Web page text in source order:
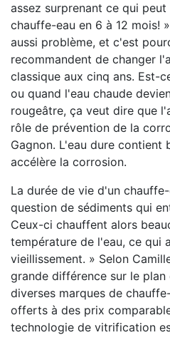
assez surprenant ce qui
chauffe-eau en 6 à 12 mois!
aussi problème, et c'est
recommandent de changer
classique aux cinq ans. Est-
ou quand l'eau chaude
rougeâtre, ça veut dire que
rôle de prévention de la
Gagnon. L'eau dure contient
accélère la corrosion.
La durée de vie d'un
question de sédiments qui
Ceux-ci chauffent alors
température de l'eau, ce qui
vieillissement. » Selon
grande différence sur le
diverses marques de
offerts à des prix
technologie de vitrification